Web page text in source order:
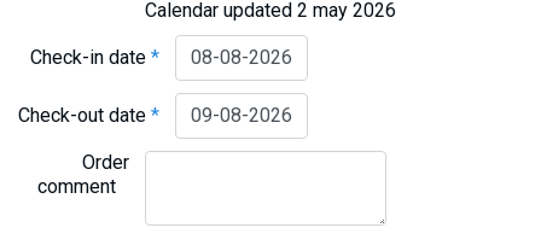
Calendar updated 2 may 2026
Check-in date*
Check-out date*
Order
comment